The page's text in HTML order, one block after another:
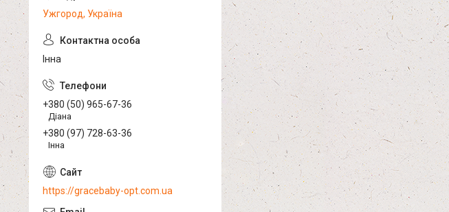
Ужгород, Україна
Інна
+380 (50) 965-67-36
Діана
+380 (97) 728-63-36
Інна
https://gracebaby-opt.com.ua